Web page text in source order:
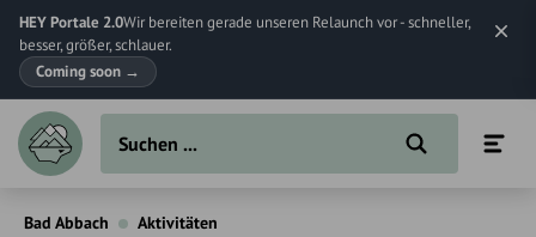
HEY Portale 2.0Wir bereiten gerade unseren Relaunch vor - schneller,
besser, größer, schlauer.
Coming soon →
Bad Abbach Aktivitäten